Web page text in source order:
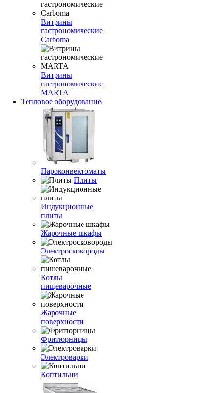
Витрины
гастрономические
Carboma
Витрины
гастрономические
MARTA
Тепловое оборудование
Пароконвектоматы
Плиты
Индукционные
плиты
Жарочные шкафы
Электросковороды
Котлы
пищеварочные
Жарочные
поверхности
Фритюрницы
Электроварки
Коптильни